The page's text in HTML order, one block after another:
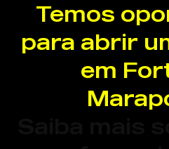
Temos
para abrir
em